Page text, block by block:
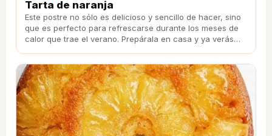
Tarta de naranja
Este postre no sólo es delicioso y sencillo de hacer, sino
que es perfecto para refrescarse durante los meses de
calor que trae el verano. Prepárala en casa y ya verás